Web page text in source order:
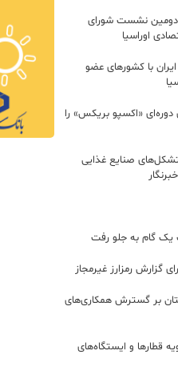
نشست شورای
اوراسیا
ایران با کشورهای عضو
دوره‌ای «اکسپو بریکس» را
صنایع غذایی
یک گام به جلو رفت
بر گسترش همکاری‌های
قطار‌ها و ایستگاه‌های